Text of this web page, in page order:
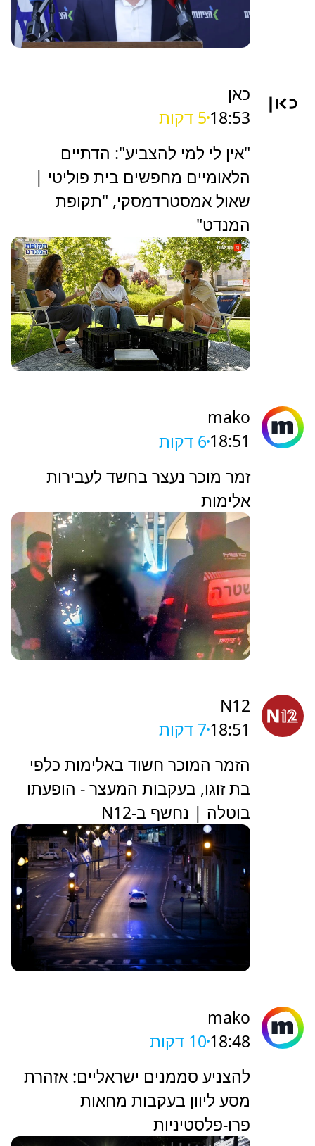
כאן
18:53 5 דקות
"אין לי למי להצביע": הדתיים
הלאומיים מחפשים בית פוליטי |
שאול אמסטרדמסקי, "תקופת
המנדט"
mako
18:51 6 דקות
זמר מוכר נעצר בחשד לעבירות
אלימות
N12
18:51 7 דקות
הזמר המוכר חשוד באלימות כלפי
בת זוגו, בעקבות המעצר - הופעתו
בוטלה | נחשף ב-N12
mako
18:48 10 דקות
להצניע סממנים ישראליים: אזהרת
מסע ליוון בעקבות מחאות
פרו-פלסטיניות